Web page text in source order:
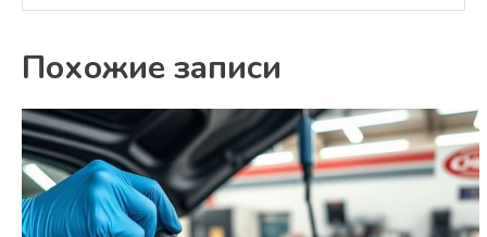
Похожие записи